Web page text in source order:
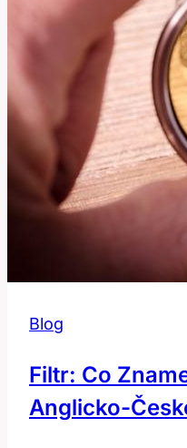
Blog
Filtr: Co
Anglicko-